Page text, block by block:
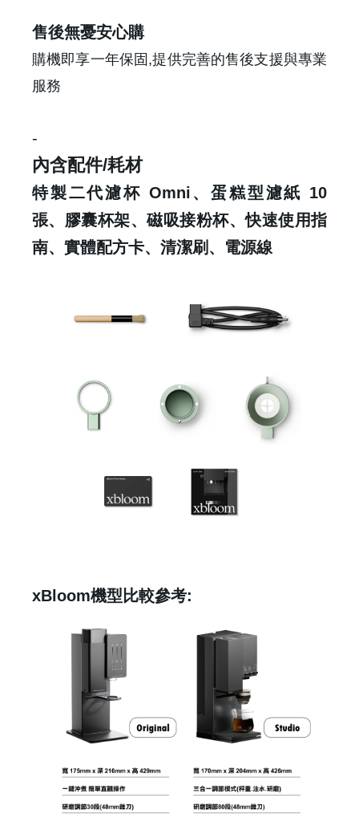
售後無憂安心購
購機即享一年保固,提供完善的售後支援與專業
服務
-
內含配件/耗材
特製二代濾杯 Omni、蛋糕型濾紙 10
張、膠囊杯架、磁吸接粉杯、快速使用指
南、實體配方卡、清潔刷、電源線
xBloom機型比較參考: